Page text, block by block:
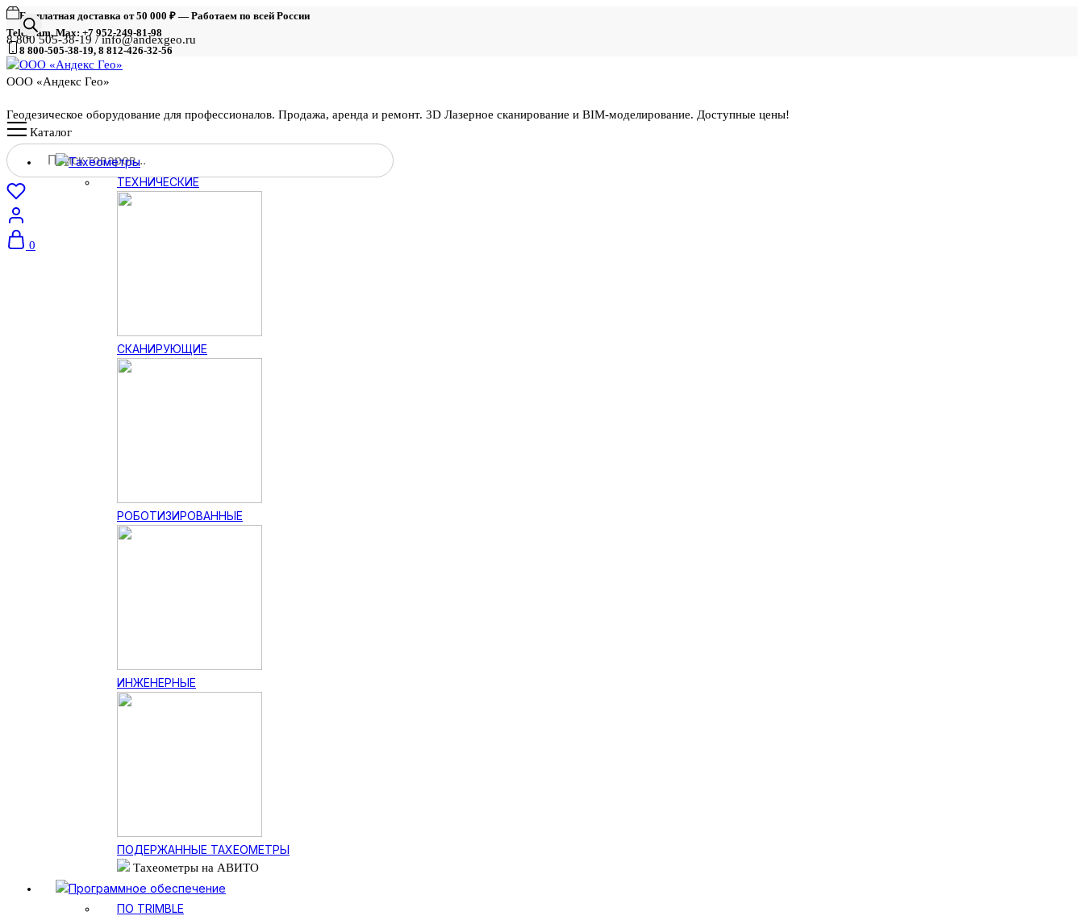
Бесплатная доставка от 50 000 ₽ — Работаем по всей России
Telegram, Max: +7 952-249-81-98
8 800-505-38-19, 8 812-426-32-56
8 800 505-38-19 / info@andexgeo.ru
ООО «Андекс Гео»
Геодезическое оборудование для профессионалов. Продажа, аренда и ремонт. 3D Лазерное сканирование и BIM-моделирование. Доступные цены!
Поиск
товаров
0
Каталог
Тахеометры
ТЕХНИЧЕСКИЕ
СКАНИРУЮЩИЕ
РОБОТИЗИРОВАННЫЕ
ИНЖЕНЕРНЫЕ
ПОДЕРЖАННЫЕ ТАХЕОМЕТРЫ
Тахеометры на АВИТО
Программное обеспечение
ПО TRIMBLE